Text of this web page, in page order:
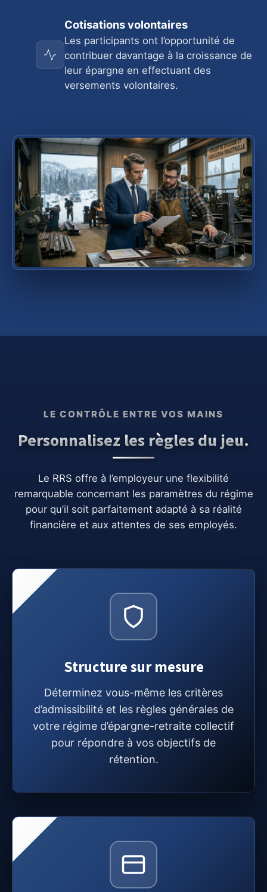
Cotisations volontaires
Les participants ont l’opportunité de
contribuer davantage à la croissance de
leur épargne en effectuant des
versements volontaires.
LE CONTRÔLE ENTRE VOS MAINS
Personnalisez les règles du jeu.
Le RRS offre à l’employeur une flexibilité
remarquable concernant les paramètres du régime
pour qu’il soit parfaitement adapté à sa réalité
financière et aux attentes de ses employés.
Structure sur mesure
Déterminez vous-même les critères
d’admissibilité et les règles générales de
votre régime d’épargne-retraite collectif
pour répondre à vos objectifs de
rétention.